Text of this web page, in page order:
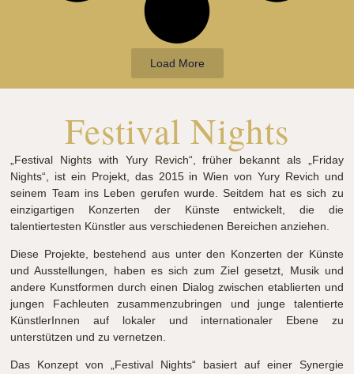
Load More
Festival Nights
„Festival Nights with Yury Revich“, früher bekannt als „Friday
Nights“, ist ein Projekt, das 2015 in Wien von Yury Revich und
seinem Team ins Leben gerufen wurde. Seitdem hat es sich zu
einzigartigen Konzerten der Künste entwickelt, die die
talentiertesten Künstler aus verschiedenen Bereichen anziehen.
Diese Projekte, bestehend aus unter den Konzerten der Künste
und Ausstellungen, haben es sich zum Ziel gesetzt, Musik und
andere Kunstformen durch einen Dialog zwischen etablierten und
jungen Fachleuten zusammenzubringen und junge talentierte
KünstlerInnen auf lokaler und internationaler Ebene zu
unterstützen und zu vernetzen.
Das Konzept von „Festival Nights“ basiert auf einer Synergie